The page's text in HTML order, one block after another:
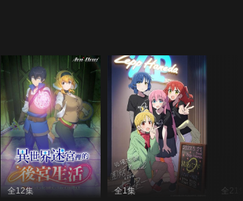
全12集 全1集 全21